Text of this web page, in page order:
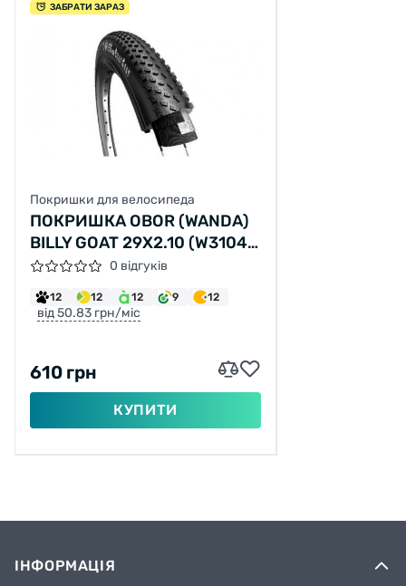
ЗАБРАТИ ЗАРАЗ
Покришки для велосипеда
ПОКРИШКА OBOR (WANDA)
BILLY GOAT 29X2.10 (W3104)
60 TPI
0 відгуків
12 12 12 9 12
від 50.83 грн/міс
610 грн
КУПИТИ
ІНФОРМАЦІЯ